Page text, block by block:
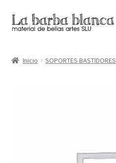
Ir
a
navegación
Ir
al
Inicio SOPORTES BASTIDORES